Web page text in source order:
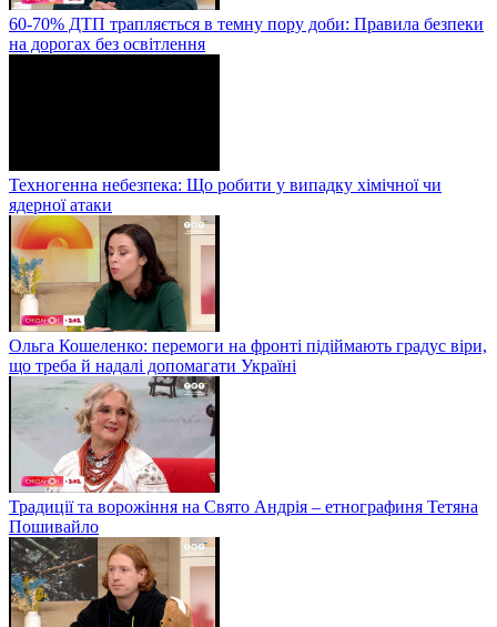
60-70% ДТП трапляється в темну пору доби: Правила безпеки
на дорогах без освітлення
Техногенна небезпека: Що робити у випадку хімічної чи
ядерної атаки
Ольга Кошеленко: перемоги на фронті підіймають градус віри,
що треба й надалі допомагати Україні
Традиції та ворожіння на Свято Андрія – етнографиня Тетяна
Пошивайло